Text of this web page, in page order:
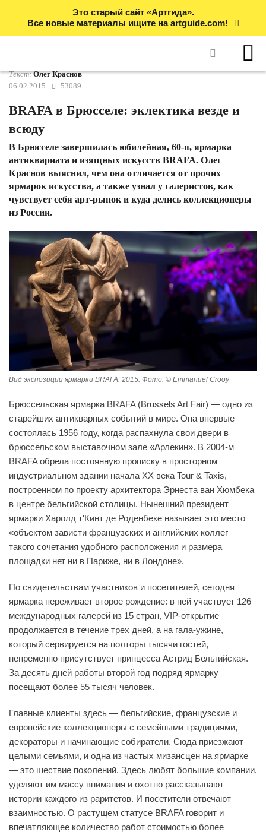
Это старый сайт «Артгида».
Все новые материалы ищите на artguide.com!
Текст:Олег Краснов
06.02.2015
53089
BRAFA в Брюсселе: эклектика везде и
всюду
В Брюсселе завершилась юбилейная, 60-я, ярмарка
антиквариата и изящных искусств BRAFA. Олег
Краснов выяснил, чем она отличается от прочих
ярмарок искусства, а также узнал у галеристов, как
чувствует себя арт-рынок и куда делись коллекционеры
из России.
Вид экспозиции ярмарки BRAFA. 2015. Фото: © Emmanuel Crooy
Брюссельская ярмарка BRAFA (Brussels Art Fair) — одно из
старейших антикварных событий в мире. Она впервые
состоялась 1956 году, когда распахнула свои двери в
брюссельском выставочном зале «Арлекин». В 2004-м
BRAFA обрела постоянную прописку в просторном
индустриальном здании начала XX века Tour & Taxis,
построенном по проекту архитектора Эрнеста ван Хюмбека
в центре бельгийской столицы. Нынешний президент
ярмарки Харолд т'Кинт де Роденбеке называет это место
«объектом зависти французских и английских коллег —
такого сочетания удобного расположения и размера
площадки нет ни в Париже, ни в Лондоне».
По свидетельствам участников и посетителей, сегодня
ярмарка переживает второе рождение: в ней участвует 126
международных галерей из 15 стран, VIP-открытие
продолжается в течение трех дней, а на гала-ужине,
который сервируется на полторы тысячи гостей,
непременно присутствует принцесса Астрид Бельгийская.
За десять дней работы второй год подряд ярмарку
посещают более 55 тысяч человек.
Главные клиенты здесь — бельгийские, французские и
европейские коллекционеры с семейными традициями,
декораторы и начинающие собиратели. Сюда приезжают
целыми семьями, и одна из частых мизансцен на ярмарке
— это шествие поколений. Здесь любят большие компании,
уделяют им массу внимания и охотно рассказывают
истории каждого из раритетов. И посетители отвечают
взаимностью. О растущем статусе BRAFA говорит и
впечатляющее количество работ стоимостью более